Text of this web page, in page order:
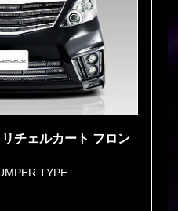
チェルカート フロン
TYPE